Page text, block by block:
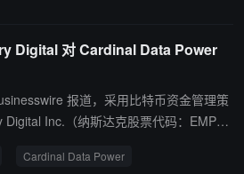
Digital 对 Cardinal Data Power
报道，采用比特币资金管理策
Inc.（纳斯达克股票代码：EMP
元优先股投资，持有其约 8% 的股权。
Cardinal Data Power